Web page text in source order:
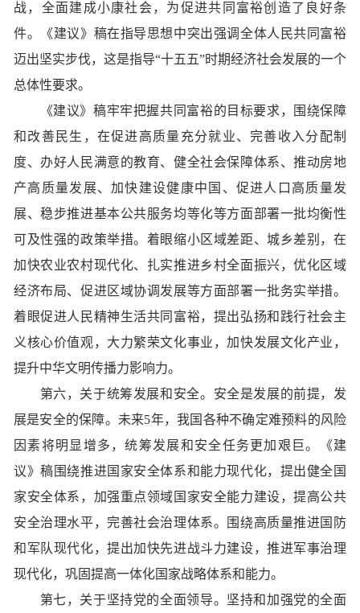
战，全面建成小康社会，为促进共同富裕创造了良好条
件。《建议》稿在指导思想中突出强调全体人民共同富裕
迈出坚实步伐，这是指导“十五五”时期经济社会发展的一个
总体性要求。
《建议》稿牢牢把握共同富裕的目标要求，围绕保障
和改善民生，在促进高质量充分就业、完善收入分配制
度、办好人民满意的教育、健全社会保障体系、推动房地
产高质量发展、加快建设健康中国、促进人口高质量发
展、稳步推进基本公共服务均等化等方面部署一批均衡性
可及性强的政策举措。着眼缩小区域差距、城乡差别，在
加快农业农村现代化、扎实推进乡村全面振兴，优化区域
经济布局、促进区域协调发展等方面部署一批务实举措。
着眼促进人民精神生活共同富裕，提出弘扬和践行社会主
义核心价值观，大力繁荣文化事业，加快发展文化产业，
提升中华文明传播力影响力。
第六，关于统筹发展和安全。安全是发展的前提，发
展是安全的保障。未来5年，我国各种不确定难预料的风险
因素将明显增多，统筹发展和安全任务更加艰巨。《建
议》稿围绕推进国家安全体系和能力现代化，提出健全国
家安全体系，加强重点领域国家安全能力建设，提高公共
安全治理水平，完善社会治理体系。围绕高质量推进国防
和军队现代化，提出加快先进战斗力建设，推进军事治理
现代化，巩固提高一体化国家战略体系和能力。
第七，关于坚持党的全面领导。坚持和加强党的全面